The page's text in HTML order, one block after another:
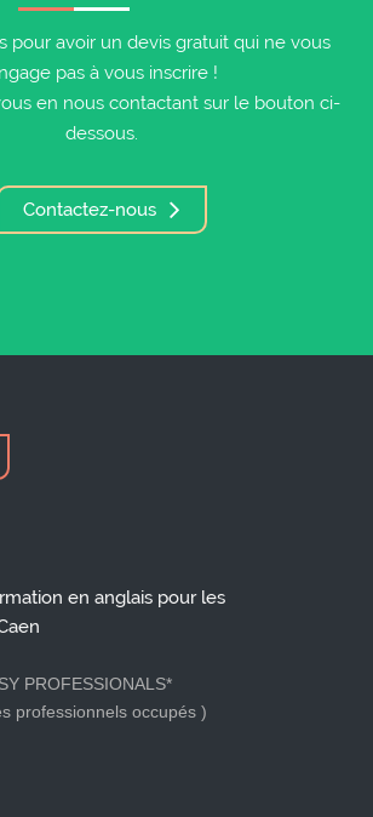
pour avoir un devis gratuit qui ne vous
pas à vous inscrire !
en nous contactant sur le bouton ci-
dessous.
Contactez-nous
en anglais pour les
PROFESSIONALS*
professionnels occupés )